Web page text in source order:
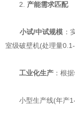
2. ​ ​产能需求匹配​
​小试/中试规模​ ：
室级破壁机(处理量0.1-
​​工业化生产​ ：根
小型生产线(年产1-5